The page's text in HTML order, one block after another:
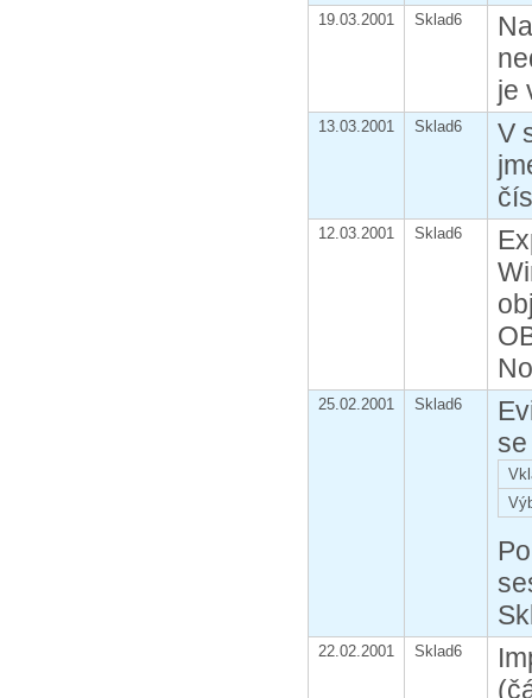
19.03.2001 Sklad6
je
13.03.2001 Sklad6
V
12.03.2001 Sklad6
25.02.2001 Sklad6
22.02.2001 Sklad6